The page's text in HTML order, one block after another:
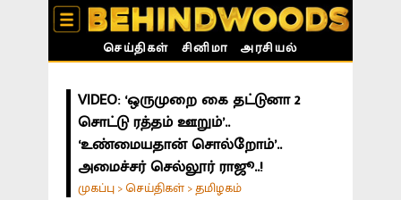
செய்திகள் சினிமா அரசியல்
VIDEO: ‘ஒருமுறை கை தட்டுனா 2
சொட்டு ரத்தம் ஊறும்’..
‘உண்மையதான் சொல்றோம்’..
அமைச்சர் செல்லூர் ராஜூ..!
முகப்பு >செய்திகள் >தமிழகம்